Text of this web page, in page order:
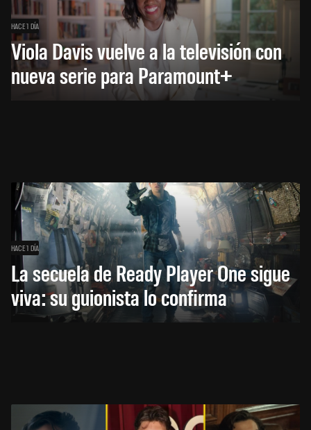
HACE 1 DÍA
Viola Davis vuelve a la televisión con
nueva serie para Paramount+
HACE 1 DÍA
La secuela de Ready Player One sigue
viva: su guionista lo confirma